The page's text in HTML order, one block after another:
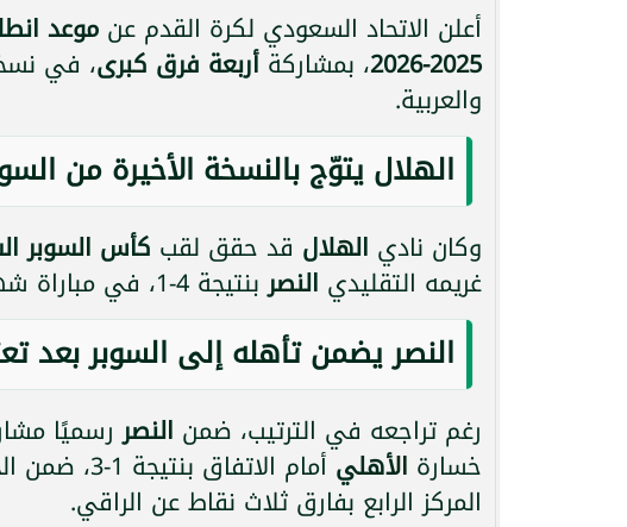
أعلن الاتحاد السعودي لكرة القدم عن موعد
2025-2026 ، بمشاركة أربعة فرق كبرى، في
والعربية.
الهلال يتوّج بالنسخة الأخيرة من
وكان نادي الهلال قد حقق لقب كأس السوبر
غريمه التقليدي النصربنتيجة 4-1، في مباراة شهدت تألقاً لافتاً للأزرق وأداء باهت للعالمي.
النصر يضمن تأهله إلى السوبر بعد
رغم تراجعه في الترتيب، ضمن النصررسميًا
خسارة الأهلي
المركز الرابع بفارق ثلاث نقاط عن الراقي.